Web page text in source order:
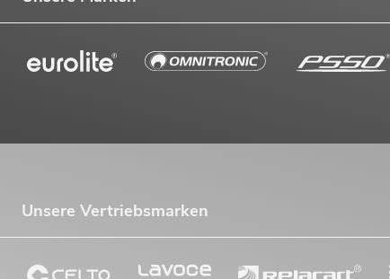
Unsere Vertriebsmarken